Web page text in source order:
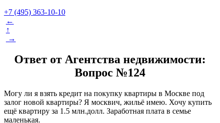
+7 (495) 363-10-10
←
↑
→
Ответ от Агентства недвижимости:
Вопрос №124
Могу ли я взять кредит на покупку квартиры в Москве под
залог новой квартиры? Я москвич, жильё имею. Хочу купить
ещё квартиру за 1.5 млн.долл. Заработная плата в семье
маленькая.